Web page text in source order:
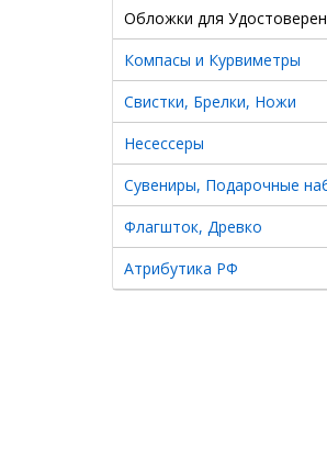
Обложки для
Компасы и Курвиметры
Свистки, Брелки, Ножи
Несессеры
Сувениры, Подарочные
Флагшток, Древко
Атрибутика РФ